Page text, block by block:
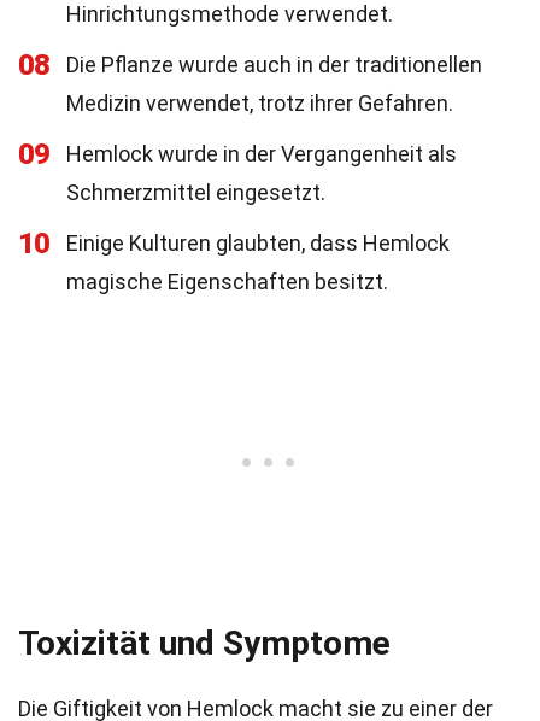
Hinrichtungsmethode verwendet.
08
Die Pflanze wurde auch in der traditionellen
Medizin verwendet, trotz ihrer Gefahren.
09
Hemlock wurde in der Vergangenheit als
Schmerzmittel eingesetzt.
10
Einige Kulturen glaubten, dass Hemlock
magische Eigenschaften besitzt.
Toxizität und Symptome
Die Giftigkeit von Hemlock macht sie zu einer der